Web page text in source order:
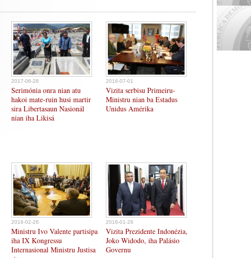
2017-06-28
Serimónia onra nian atu
hakoi mate-ruin husi martir
sira Libertasaun Nasionál
nian iha Likisá
2016-07-01
Vizita serbisu Primeiru-
Ministru nian ba Estadus
Unidus Amérika
2016-02-26
Ministru Ivo Valente partisipa
iha IX Kongressu
Internasional Ministru Justisa
2016-01-26
Vizita Prezidente Indonézia,
Joko Widodo, iha Palásio
Governu